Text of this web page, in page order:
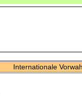
Internationale